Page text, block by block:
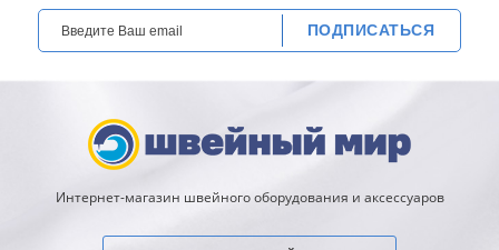
ПОДПИСАТЬСЯ
Интернет-магазин швейного оборудования и аксессуаров